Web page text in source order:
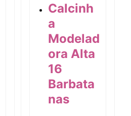
Visualização rápida
Calcinh
a
Modelad
ora Alta
16
Barbata
nas